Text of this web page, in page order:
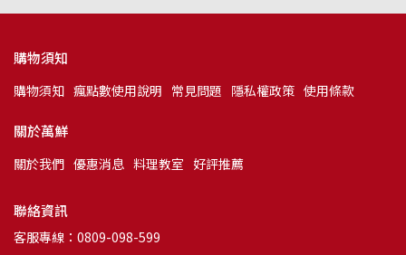
購物須知
購物須知 瘋點數使用說明 常見問題 隱私權政策 使用條款
關於萬鮮
關於我們 優惠消息 料理教室 好評推薦
聯絡資訊
客服專線：0809-098-599